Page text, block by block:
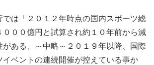
では「２０１２年時点の国内スポーツ総
０００億円と試算され約１０年前から減
がある、～中略～２０１９年以降、国際
イベントの連続開催が控えている事か